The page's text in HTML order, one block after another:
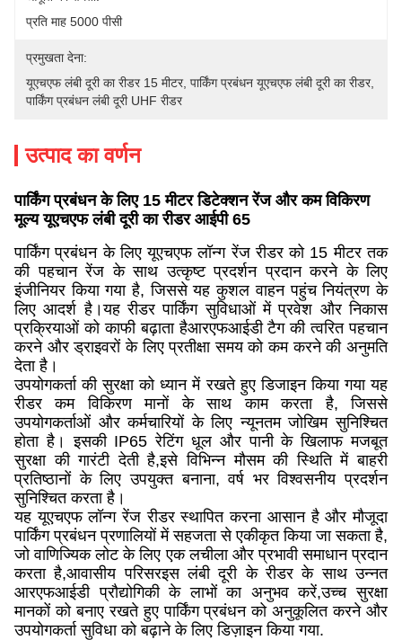
प्रति माह 5000 पीसी
प्रमुखता देना:
यूएचएफ लंबी दूरी का रीडर 15 मीटर, पार्किंग प्रबंधन यूएचएफ लंबी दूरी का रीडर
पार्किंग प्रबंधन लंबी दूरी UHF रीडर
उत्पाद का वर्णन
पार्किंग प्रबंधन के लिए 15 मीटर डिटेक्शन रेंज और कम विकिरण
मूल्य यूएचएफ लंबी दूरी का रीडर आईपी 65
पार्किंग प्रबंधन के लिए यूएचएफ लॉन्ग रेंज रीडर को 15 मीटर तक
की पहचान रेंज के साथ उत्कृष्ट प्रदर्शन प्रदान करने के लिए
इंजीनियर किया गया है, जिससे यह कुशल वाहन पहुंच नियंत्रण के
लिए आदर्श है।यह रीडर पार्किंग सुविधाओं में प्रवेश और निकास
प्रक्रियाओं को काफी बढ़ाता हैआरएफआईडी टैग की त्वरित पहचान
करने और ड्राइवरों के लिए प्रतीक्षा समय को कम करने की अनुमति
देता है।
उपयोगकर्ता की सुरक्षा को ध्यान में रखते हुए डिजाइन किया गया यह
रीडर कम विकिरण मानों के साथ काम करता है, जिससे
उपयोगकर्ताओं और कर्मचारियों के लिए न्यूनतम जोखिम सुनिश्चित
होता है। इसकी IP65 रेटिंग धूल और पानी के खिलाफ मजबूत
सुरक्षा की गारंटी देती है,इसे विभिन्न मौसम की स्थिति में बाहरी
प्रतिष्ठानों के लिए उपयुक्त बनाना, वर्ष भर विश्वसनीय प्रदर्शन
सुनिश्चित करता है।
यह यूएचएफ लॉन्ग रेंज रीडर स्थापित करना आसान है और मौजूदा
पार्किंग प्रबंधन प्रणालियों में सहजता से एकीकृत किया जा सकता है,
जो वाणिज्यिक लोट के लिए एक लचीला और प्रभावी समाधान प्रदान
करता है,आवासीय परिसरइस लंबी दूरी के रीडर के साथ उन्नत
आरएफआईडी प्रौद्योगिकी के लाभों का अनुभव करें,उच्च सुरक्षा
मानकों को बनाए रखते हुए पार्किंग प्रबंधन को अनुकूलित करने और
उपयोगकर्ता सुविधा को बढ़ाने के लिए डिज़ाइन किया गया.